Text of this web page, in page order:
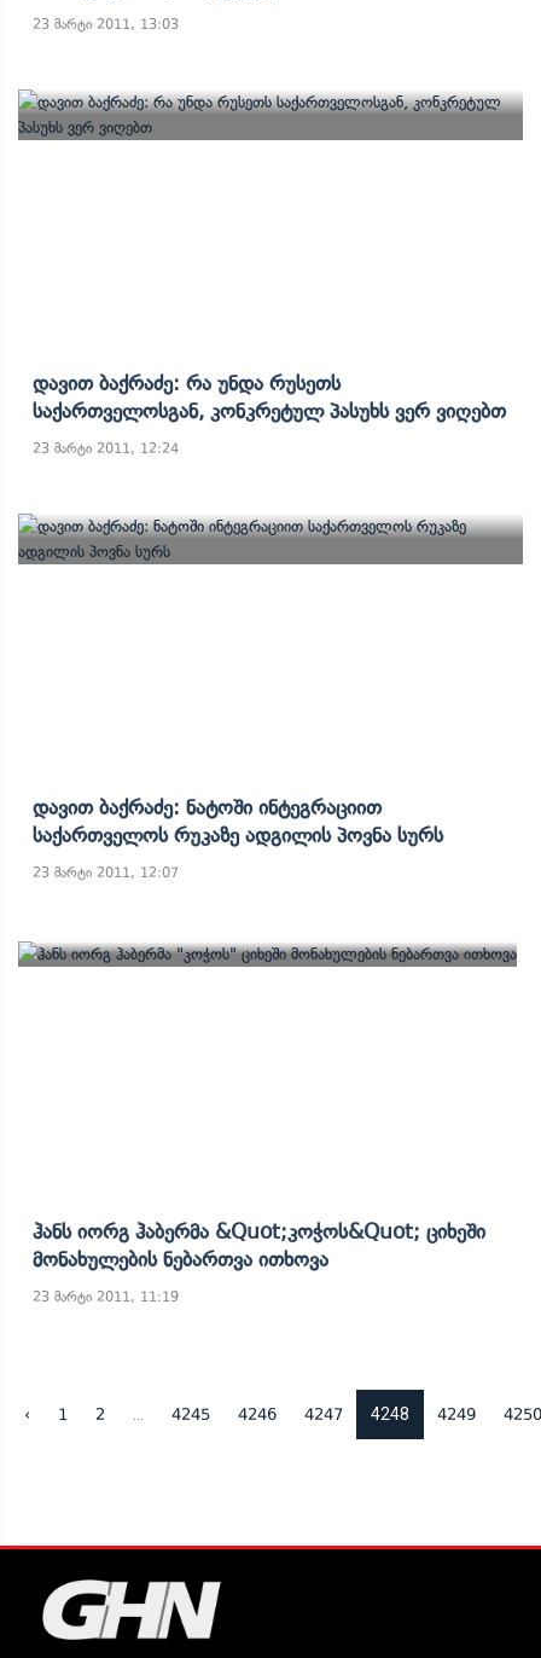
23 მარტი 2011, 13:03
Დავით Ბაქრაძე: Რა Უნდა Რუსეთს
Საქართველოსგან, Კონკრეტულ Პასუხს Ვერ Ვიღებთ
23 მარტი 2011, 12:24
Დავით Ბაქრაძე: Ნატოში Ინტეგრაციით
Საქართველოს Რუკაზე Ადგილის Პოვნა Სურს
23 მარტი 2011, 12:07
Ჰანს Იორგ Ჰაბერმა &quot;კოჭოს&quot; Ციხეში
Მონახულების Ნებართვა Ითხოვა
23 მარტი 2011, 11:19
‹ 1 2 4245 4246 4247 4248 4249 4250